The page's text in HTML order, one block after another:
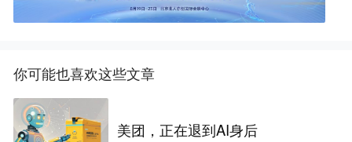
你可能也喜欢这些文章
美团，正在退到AI身后